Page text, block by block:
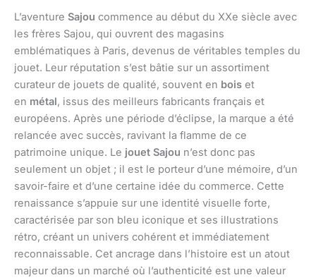
L’aventure Sajou commence au début du XXe siècle avec
les frères Sajou, qui ouvrent des magasins
emblématiques à Paris, devenus de véritables temples du
jouet. Leur réputation s’est bâtie sur un assortiment
curateur de jouets de qualité, souvent en bois et
en métal, issus des meilleurs fabricants français et
européens. Après une période d’éclipse, la marque a été
relancée avec succès, ravivant la flamme de ce
patrimoine unique. Le jouet Sajou n’est donc pas
seulement un objet ; il est le porteur d’une mémoire, d’un
savoir-faire et d’une certaine idée du commerce. Cette
renaissance s’appuie sur une identité visuelle forte,
caractérisée par son bleu iconique et ses illustrations
rétro, créant un univers cohérent et immédiatement
reconnaissable. Cet ancrage dans l’histoire est un atout
majeur dans un marché où l’authenticité est une valeur